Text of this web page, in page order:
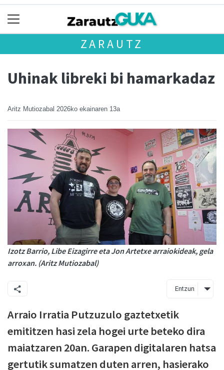
ZARAUTZ
Uhinak libreki bi hamarkadaz
Aritz Mutiozabal 2026ko ekainaren 13a
Izotz Barrio, Libe Eizagirre eta Jon Artetxe arraiokideak, gela
arroxan. (Aritz Mutiozabal)
Entzun
Arraio Irratia Putzuzulo gaztetxetik
emititzen hasi zela hogei urte beteko dira
maiatzaren 20an. Garapen digitalaren hatsa
gertutik sumatzen duten arren, hasierako